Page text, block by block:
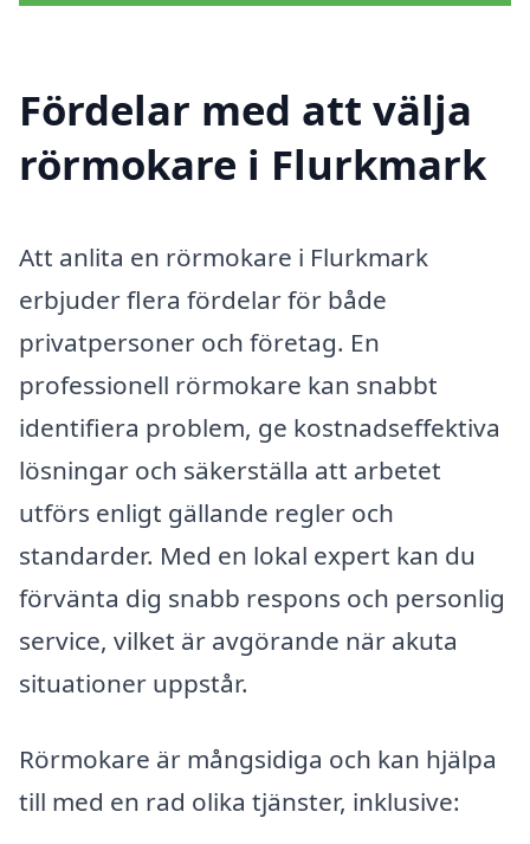
Fördelar med att välja
rörmokare i Flurkmark
Att anlita en rörmokare i Flurkmark
erbjuder flera fördelar för både
privatpersoner och företag. En
professionell rörmokare kan snabbt
identifiera problem, ge kostnadseffektiva
lösningar och säkerställa att arbetet
utförs enligt gällande regler och
standarder. Med en lokal expert kan du
förvänta dig snabb respons och personlig
service, vilket är avgörande när akuta
situationer uppstår.
Rörmokare är mångsidiga och kan hjälpa
till med en rad olika tjänster, inklusive: